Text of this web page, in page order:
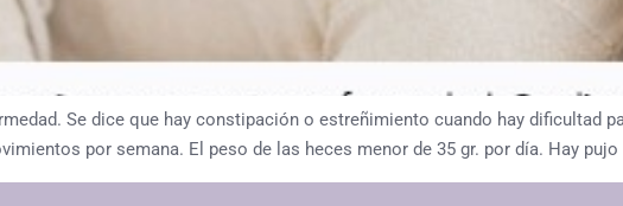
Se dice que hay constipación o estreñimiento cuando hay dificultad
por semana. El peso de las heces menor de 35 gr. por día. Hay